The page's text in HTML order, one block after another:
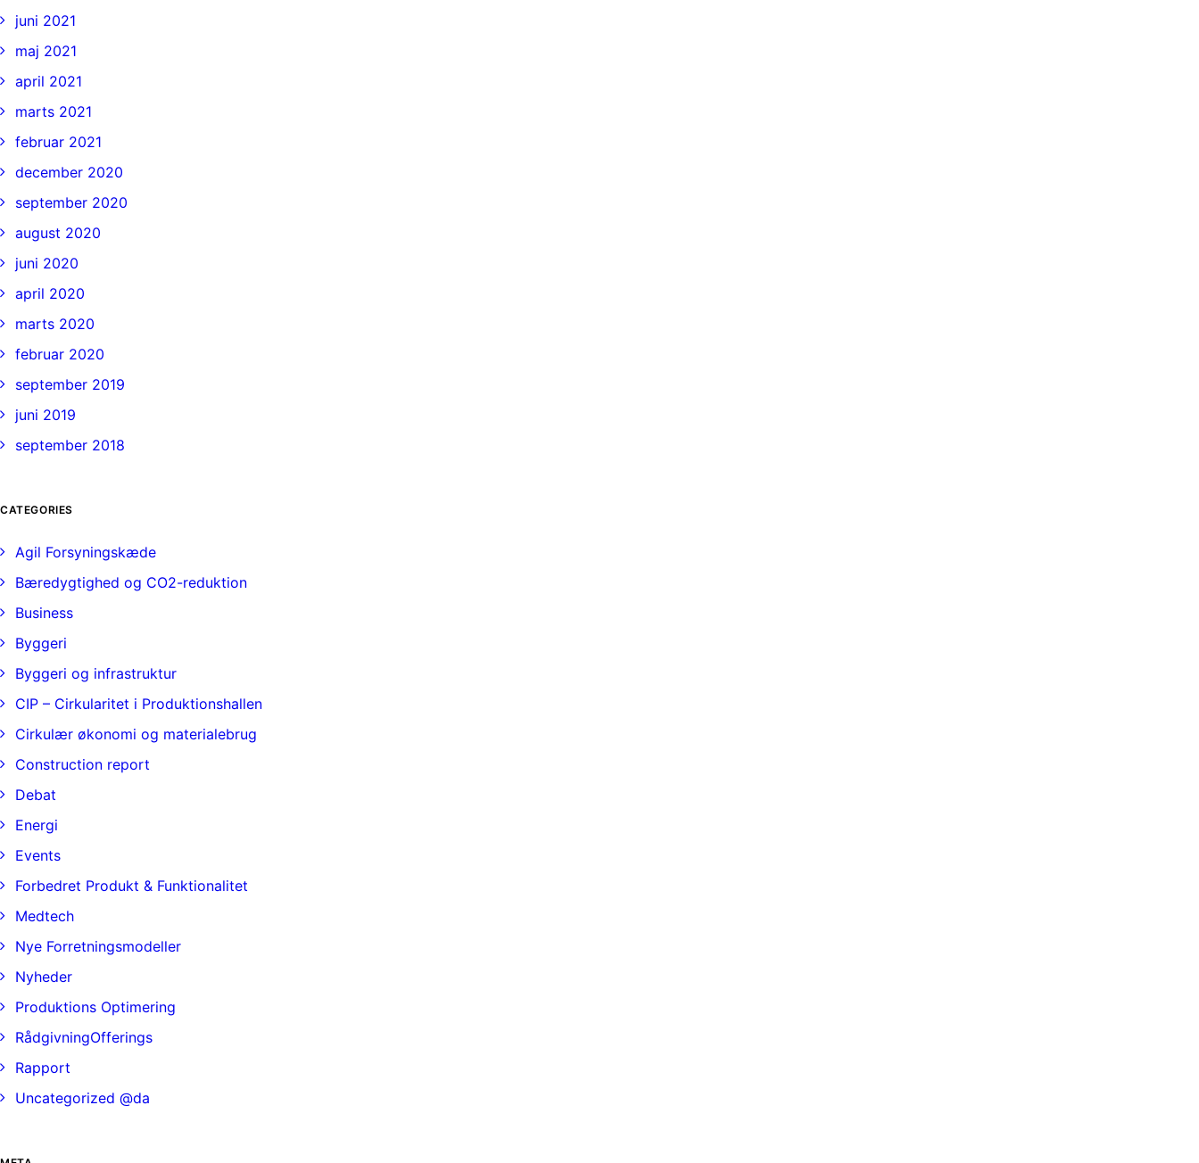
juni 2021
maj 2021
april 2021
marts 2021
februar 2021
december 2020
september 2020
august 2020
juni 2020
april 2020
marts 2020
februar 2020
september 2019
juni 2019
september 2018
CATEGORIES
Agil Forsyningskæde
Bæredygtighed og CO2-reduktion
Business
Byggeri
Byggeri og infrastruktur
CIP – Cirkularitet i Produktionshallen
Cirkulær økonomi og materialebrug
Construction report
Debat
Energi
Events
Forbedret Produkt & Funktionalitet
Medtech
Nye Forretningsmodeller
Nyheder
Produktions Optimering
RådgivningOfferings
Rapport
Uncategorized @da